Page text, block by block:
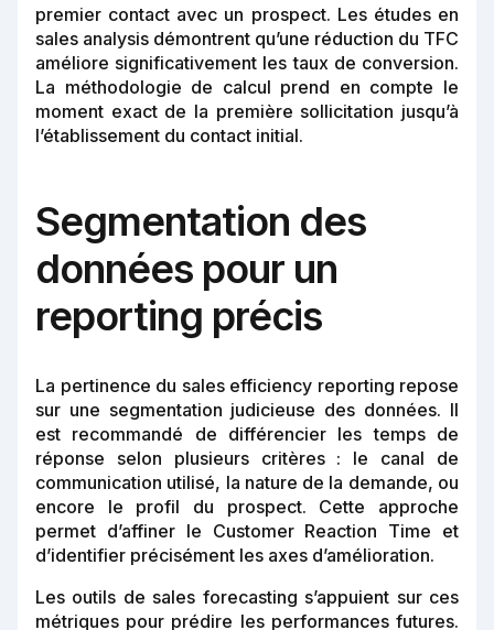
premier contact avec un prospect. Les études en
sales analysis démontrent qu’une réduction du TFC
améliore significativement les taux de conversion.
La méthodologie de calcul prend en compte le
moment exact de la première sollicitation jusqu’à
l’établissement du contact initial.
Segmentation des
données pour un
reporting précis
La pertinence du sales efficiency reporting repose
sur une segmentation judicieuse des données. Il
est recommandé de différencier les temps de
réponse selon plusieurs critères : le canal de
communication utilisé, la nature de la demande, ou
encore le profil du prospect. Cette approche
permet d’affiner le Customer Reaction Time et
d’identifier précisément les axes d’amélioration.
Les outils de sales forecasting s’appuient sur ces
métriques pour prédire les performances futures.